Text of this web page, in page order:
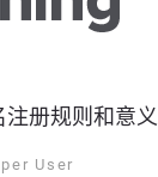
册规则和意义
User